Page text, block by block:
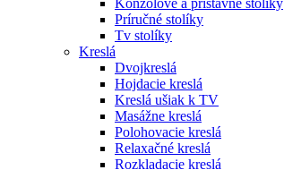
Konzolové a prístavné stolíky
Príručné stolíky
Tv stolíky
Kreslá
Dvojkreslá
Hojdacie kreslá
Kreslá ušiak k TV
Masážne kreslá
Polohovacie kreslá
Relaxačné kreslá
Rozkladacie kreslá